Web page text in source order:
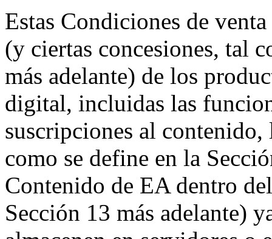
Estas Condiciones de
(y ciertas concesiones, tal
más adelante) de los
digital, incluidas las
suscripciones al
como se define en la
Contenido de EA dentro
Sección 13 más adelante)